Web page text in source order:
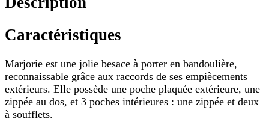
Caractéristiques
Marjorie est une jolie besace à porter en bandoulière,
reconnaissable grâce aux raccords de ses empiècements
extérieurs. Elle possède une poche plaquée extérieure, une
zippée au dos, et 3 poches intérieures : une zippée et deux
à soufflets.